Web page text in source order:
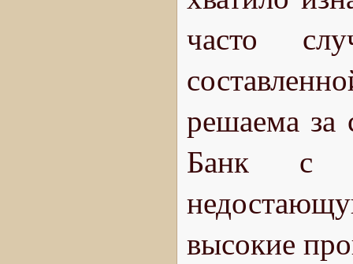
часто
решаема за
Банк с
высокие